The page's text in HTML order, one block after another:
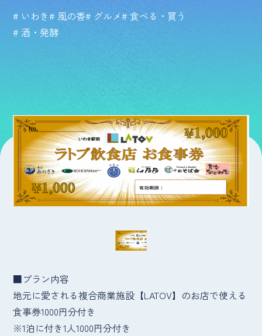
# いわき# 風の香# グルメ# 食べる・買う
# 酒・発酵
■プラン内容
地元に愛される複合商業施設【LATOV】のお店で使える
食事券1000円分付き
※1泊に付き1人1000円分付き